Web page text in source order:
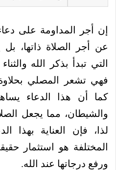
إن أجر المداومة على
عن أجر الصلاة ذاتها، بل
التي تبدأ بذكر الله
فهي تشعر المصلي بحلاوة
كما أن هذا الدعاء
والشيطان، مما يجعل
لذا، فإن العناية بهذا
المختلفة هو استثمار
ورفع درجاتها عند الله.